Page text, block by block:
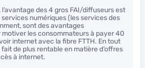
l’avantage des 4 gros FAI/diffuseurs est
numériques (les services des
sont des avantages
motiver les consommateurs à payer 40
internet avec la fibre FTTH. En tout
fait de plus rentable en matière d’offres
à internet.